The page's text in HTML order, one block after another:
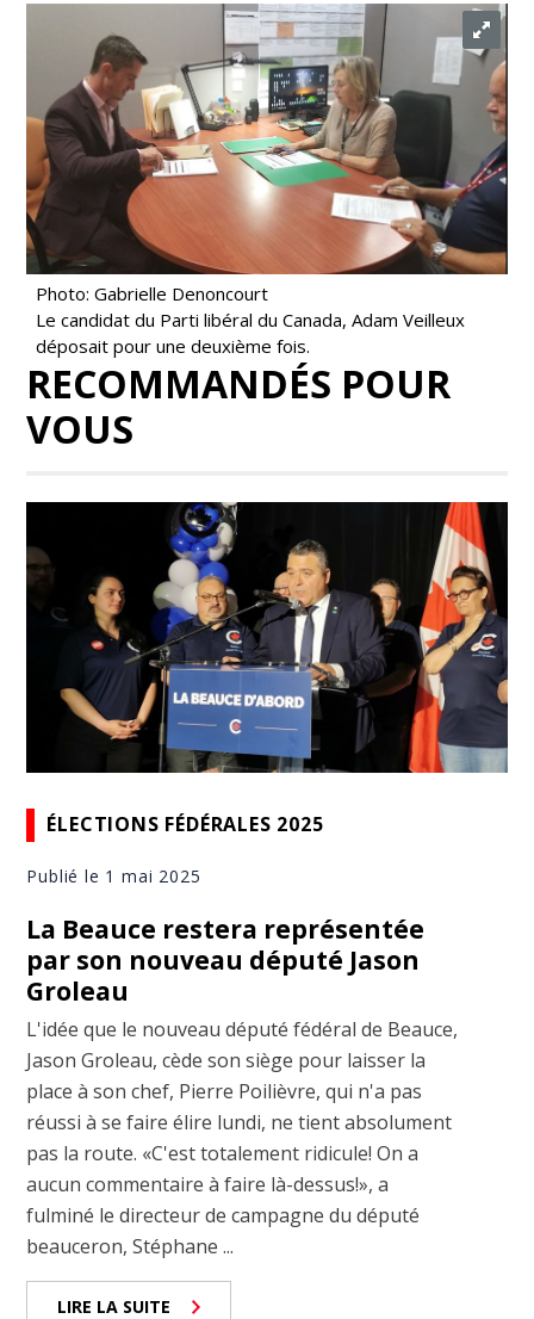
Photo: Gabrielle Denoncourt
Le candidat du Parti libéral du Canada, Adam Veilleux
déposait pour une deuxième fois.
RECOMMANDÉS POUR
VOUS
ÉLECTIONS FÉDÉRALES 2025
Publié le 1 mai 2025
La Beauce restera représentée
par son nouveau député Jason
Groleau
L'idée que le nouveau député fédéral de Beauce,
Jason Groleau, cède son siège pour laisser la
place à son chef, Pierre Poilièvre, qui n'a pas
réussi à se faire élire lundi, ne tient absolument
pas la route. «C'est totalement ridicule! On a
aucun commentaire à faire là-dessus!», a
fulminé le directeur de campagne du député
beauceron, Stéphane ...
LIRE LA SUITE